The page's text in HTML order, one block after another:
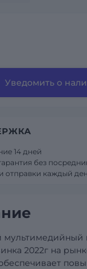
Уведомить о
2022г на
14 дней
без
отправки каждый